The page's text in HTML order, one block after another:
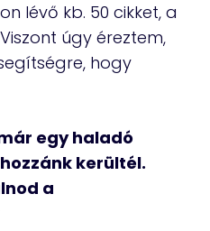
lévő kb. 50 cikket, a
úgy éreztem,
hogy
egy haladó
kerültél.
a